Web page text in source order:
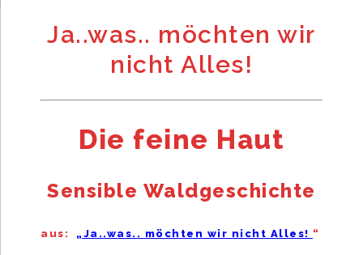
Ja..was.. möchten wir
nicht Alles!
Die feine Haut
Sensible Waldgeschichte
aus: „Ja..was.. möchten wir nicht Alles! “